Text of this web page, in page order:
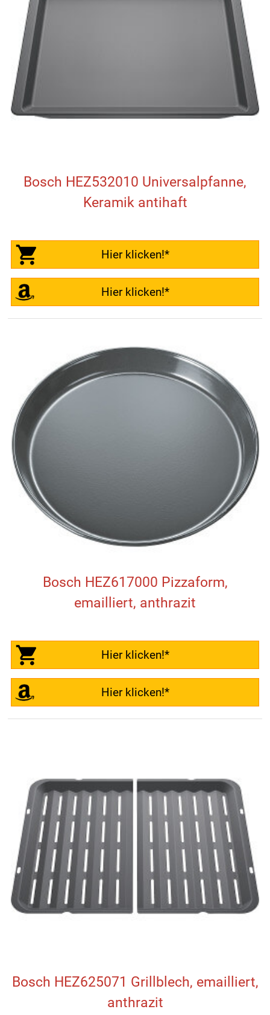
Bosch HEZ532010 Universalpfanne,
Keramik antihaft
Hier klicken!*
Hier klicken!*
Bosch HEZ617000 Pizzaform,
emailliert, anthrazit
Hier klicken!*
Hier klicken!*
Bosch HEZ625071 Grillblech, emailliert,
anthrazit